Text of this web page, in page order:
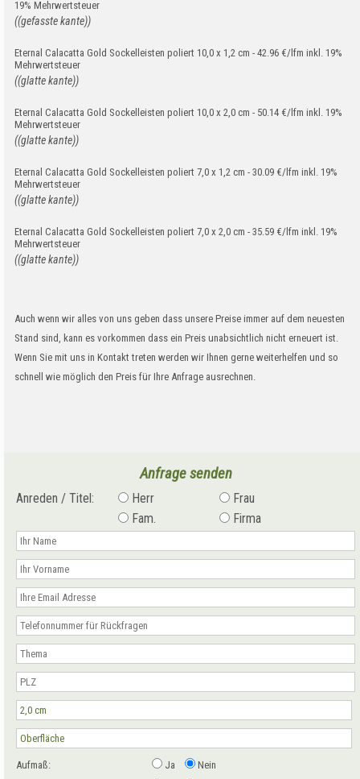
19% Mehrwertsteuer
((gefasste kante))
Eternal Calacatta Gold Sockelleisten poliert 10,0 x 1,2 cm - 42.96 €/lfm inkl. 19%
Mehrwertsteuer
((glatte kante))
Eternal Calacatta Gold Sockelleisten poliert 10,0 x 2,0 cm - 50.14 €/lfm inkl. 19%
Mehrwertsteuer
((glatte kante))
Eternal Calacatta Gold Sockelleisten poliert 7,0 x 1,2 cm - 30.09 €/lfm inkl. 19%
Mehrwertsteuer
((glatte kante))
Eternal Calacatta Gold Sockelleisten poliert 7,0 x 2,0 cm - 35.59 €/lfm inkl. 19%
Mehrwertsteuer
((glatte kante))
Auch wenn wir alles von uns geben dass unsere Preise immer auf dem neuesten
Stand sind, kann es vorkommen dass ein Preis unabsichtlich nicht erneuert ist.
Wenn Sie mit uns in Kontakt treten werden wir Ihnen gerne weiterhelfen und so
schnell wie möglich den Preis für Ihre Anfrage ausrechnen.
Anfrage senden
Anreden / Titel: Herr
Frau
Fam.
Firma
Aufmaß: Ja
Nein